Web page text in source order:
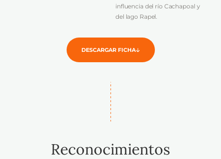
influencia del río Cachapoal y
del lago Rapel.
DESCARGAR FICHA
Reconocimientos